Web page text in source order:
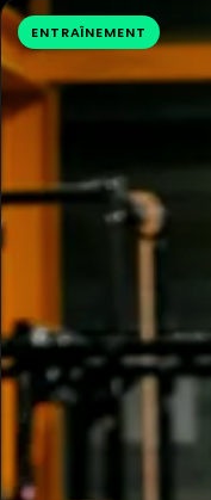
ENTRAÎNEMENT